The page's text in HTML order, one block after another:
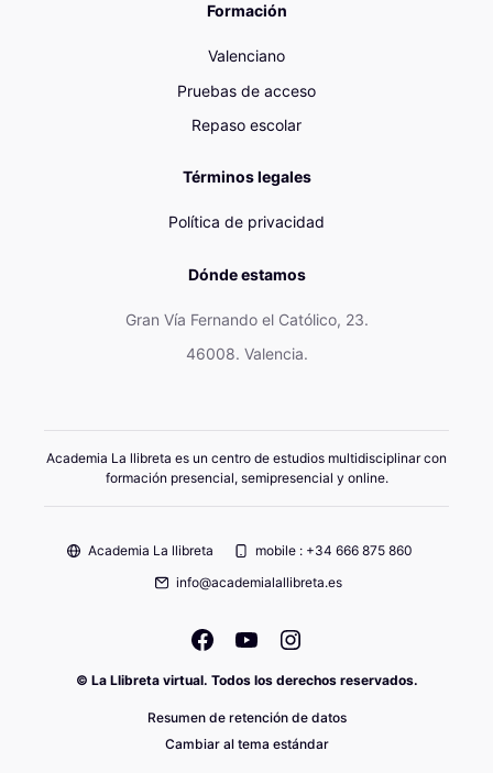
Formación
Valenciano
Pruebas de acceso
Repaso escolar
Términos legales
Política de privacidad
Dónde estamos
Gran Vía Fernando el Católico, 23.
46008. Valencia.
Academia La llibreta es un centro de estudios multidisciplinar con
formación presencial, semipresencial y online.
Academia La llibreta
mobile : +34 666 875 860
info@academialallibreta.es
© La Llibreta virtual. Todos los derechos reservados.
Resumen de retención de datos
Cambiar al tema estándar